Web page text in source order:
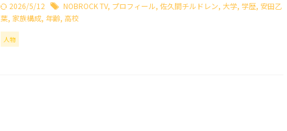
2026/5/12 NOBROCK TV, プロフィール, 佐久間チルドレン, 大学, 学歴, 安田乙
葉, 家族構成, 年齢, 高校
人物